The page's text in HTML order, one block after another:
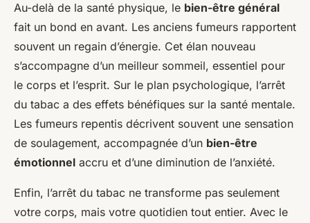
Au-delà de la santé physique, le bien-être général
fait un bond en avant. Les anciens fumeurs rapportent
souvent un regain d’énergie. Cet élan nouveau
s’accompagne d’un meilleur sommeil, essentiel pour
le corps et l’esprit. Sur le plan psychologique, l’arrêt
du tabac a des effets bénéfiques sur la santé mentale.
Les fumeurs repentis décrivent souvent une sensation
de soulagement, accompagnée d’un bien-être
émotionnel accru et d’une diminution de l’anxiété.
Enfin, l’arrêt du tabac ne transforme pas seulement
votre corps, mais votre quotidien tout entier. Avec le